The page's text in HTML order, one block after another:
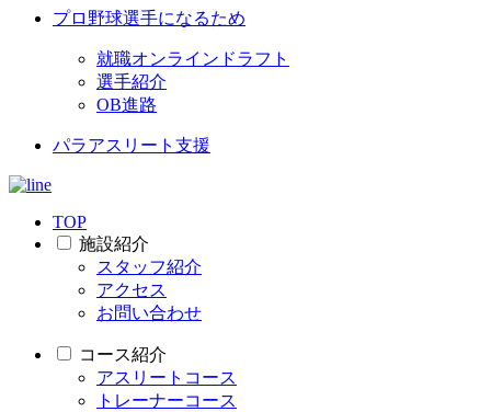
プロ野球選手になるため
就職オンラインドラフト
選手紹介
OB進路
パラアスリート支援
TOP
施設紹介
スタッフ紹介
アクセス
お問い合わせ
コース紹介
アスリートコース
トレーナーコース